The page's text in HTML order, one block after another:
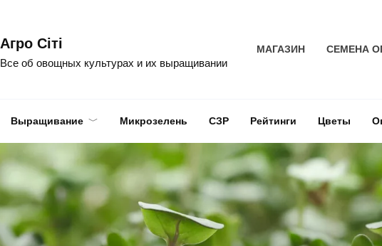
Агро Сіті
Все об овощных культурах и их выращивании
МАГАЗИН СЕМЕНА
Выращивание Микрозелень СЗР Рейтинги Цветы